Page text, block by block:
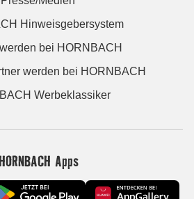
Hinweisgebersystem
bei HORNBACH
werden bei HORNBACH
Werbeklassiker
Apps